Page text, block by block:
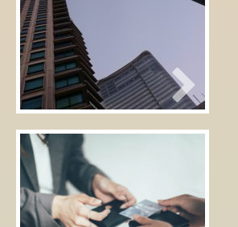
2019年01月08日
仕事はじめ